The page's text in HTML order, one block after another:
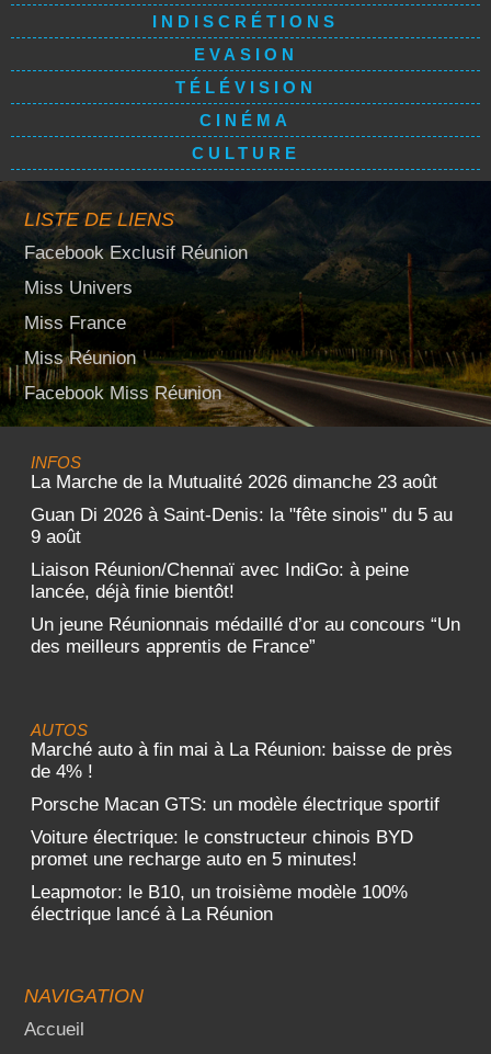
INDISCRÉTIONS
EVASION
TÉLÉVISION
CINÉMA
CULTURE
LISTE DE LIENS
Facebook Exclusif Réunion
Miss Univers
Miss France
Miss Réunion
Facebook Miss Réunion
INFOS
La Marche de la Mutualité 2026 dimanche 23 août
Guan Di 2026 à Saint-Denis: la "fête sinois" du 5 au
9 août
Liaison Réunion/Chennaï avec IndiGo: à peine
lancée, déjà finie bientôt!
Un jeune Réunionnais médaillé d’or au concours “Un
des meilleurs apprentis de France”
AUTOS
Marché auto à fin mai à La Réunion: baisse de près
de 4% !
Porsche Macan GTS: un modèle électrique sportif
Voiture électrique: le constructeur chinois BYD
promet une recharge auto en 5 minutes!
Leapmotor: le B10, un troisième modèle 100%
électrique lancé à La Réunion
NAVIGATION
Accueil